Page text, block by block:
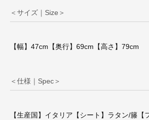
＜サイズ｜Size＞
【幅】47cm【奥行】69cm【高さ】79cm
＜仕様｜Spec＞
【生産国】イタリア【シート】ラタン/籐【